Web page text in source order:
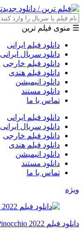
☰ منوی فیلم ترین
دانلود فیلم ایرانی
دانلود سریال ایرانی
دانلود فیلم خارجی
دانلود فیلم هندی
دانلود انیمیشن
دانلود مستند
تماس با ما
دانلود فیلم ایرانی
دانلود سریال ایرانی
دانلود فیلم خارجی
دانلود فیلم هندی
دانلود انیمیشن
دانلود مستند
تماس با ما
ویژه
دانلود فیلم Pinocchio 2022 پینوکیو